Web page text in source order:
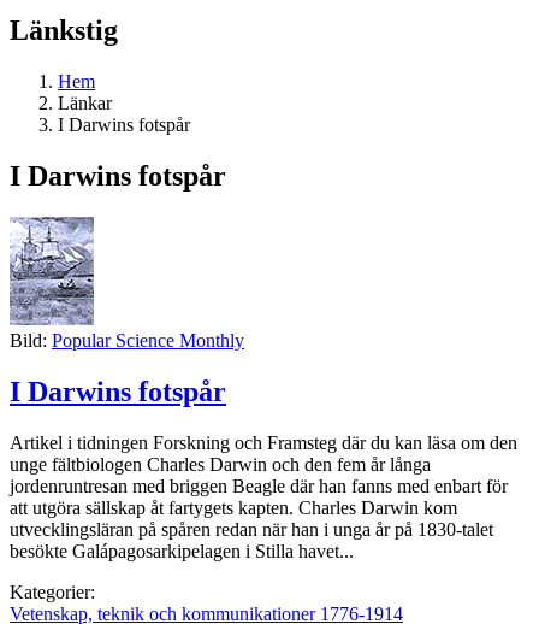
Länkstig
Hem
Länkar
I Darwins fotspår
I Darwins fotspår
Bild: Popular Science Monthly
I Darwins fotspår
Artikel i tidningen Forskning och Framsteg där du kan läsa om den
unge fältbiologen Charles Darwin och den fem år långa
jordenruntresan med briggen Beagle där han fanns med enbart för
att utgöra sällskap åt fartygets kapten. Charles Darwin kom
utvecklingsläran på spåren redan när han i unga år på 1830-talet
besökte Galápagosarkipelagen i Stilla havet...
Kategorier:
Vetenskap, teknik och kommunikationer 1776-1914